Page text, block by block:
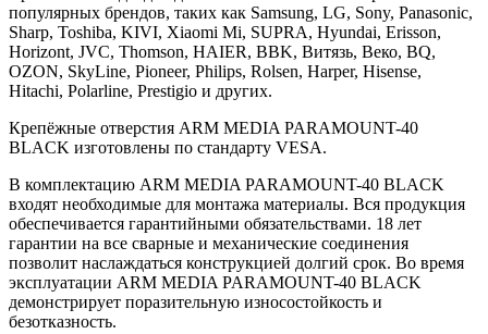
популярных брендов, таких как Samsung, LG, Sony, Panasonic,
Sharp, Toshiba, KIVI, Xiaomi Mi, SUPRA, Hyundai, Erisson,
Horizont, JVC, Thomson, HAIER, BBK, Витязь, Веко, BQ,
OZON, SkyLine, Pioneer, Philips, Rolsen, Harper, Hisense,
Hitachi, Polarline, Prestigio и других.
Крепёжные отверстия ARM MEDIA PARAMOUNT-40
BLACK изготовлены по стандарту VESA.
В комплектацию ARM MEDIA PARAMOUNT-40 BLACK
входят необходимые для монтажа материалы. Вся продукция
обеспечивается гарантийными обязательствами. 18 лет
гарантии на все сварные и механические соединения
позволит наслаждаться конструкцией долгий срок. Во время
эксплуатации ARM MEDIA PARAMOUNT-40 BLACK
демонстрирует поразительную износостойкость и
безотказность.